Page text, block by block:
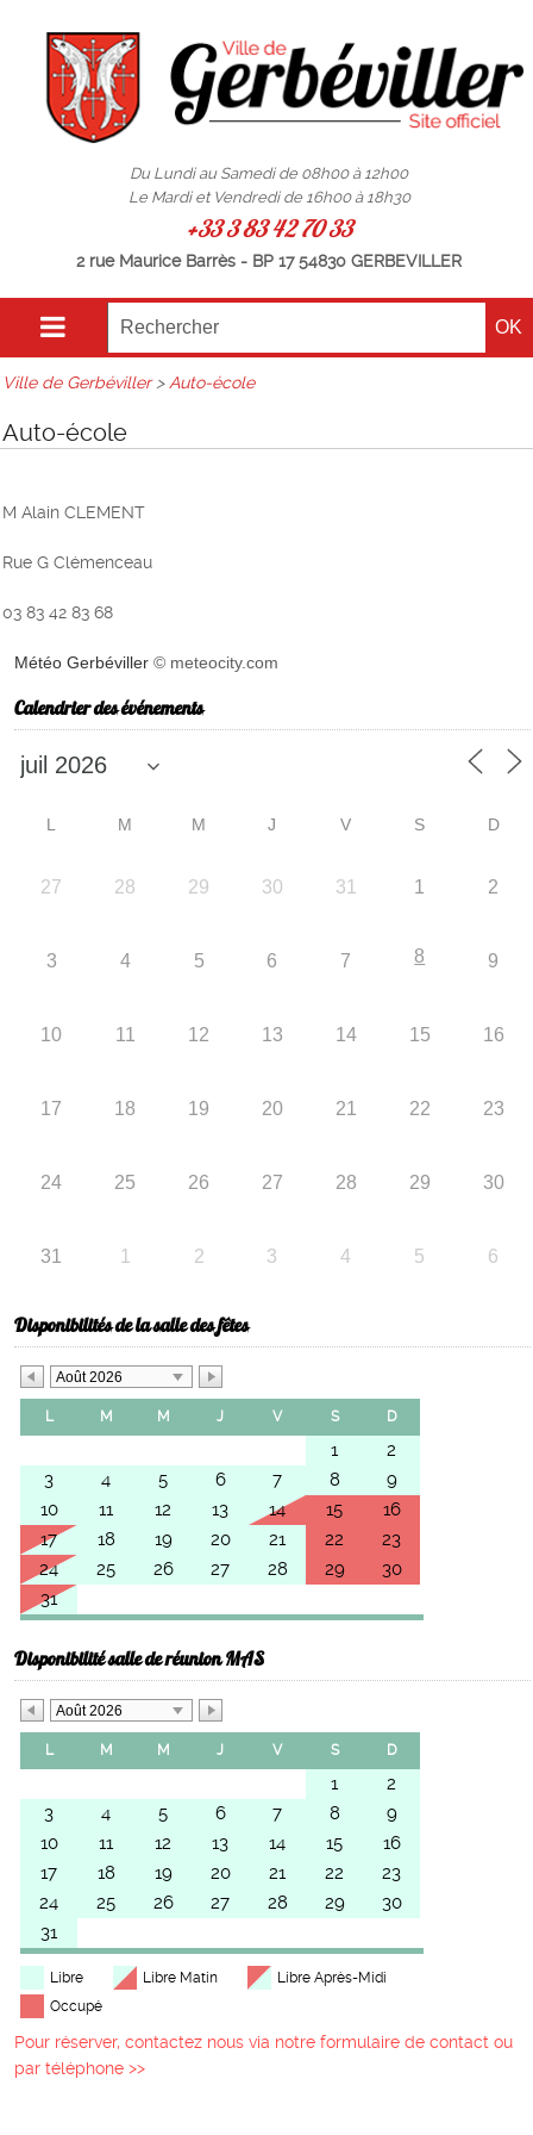
Du Lundi au Samedi de 08h00 à 12h00
Le Mardi et Vendredi de 16h00 à 18h30
+33 3 83 42 70 33
2 rue Maurice Barrès - BP 17 54830 GERBEVILLER
Ville de Gerbéviller>Auto-école
Auto-école
M Alain CLEMENT
Rue G Clémenceau
03 83 42 83 68
Météo Gerbéviller © meteocity.com
Calendrier des événements
L M M J V S D
27 28 29 30 31 1 2
3 4 5 6 7 8 9
10 11 12 13 14 15 16
17 18 19 20 21 22 23
24 25 26 27 28 29 30
31 1 2 3 4 5 6
Disponibilités de la salle des fêtes
Août 2026
L M M J V S D
1
2
3
4 5 6 7 8
9
10
11 12 13 14 15
16
17
18 19 20 21 22
23
24
25 26 27 28 29
30
31
Disponibilité salle de réunion MAS
Août 2026
L M M J V S D
1
2
3
4 5 6 7 8
9
10
11 12 13 14 15
16
17
18 19 20 21 22
23
24
25 26 27 28 29
30
31
Libre Libre Matin
Libre Après-Midi
Occupé
Pour réserver, contactez nous via notre formulaire de contact ou
par téléphone >>